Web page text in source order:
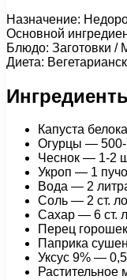
Назначение:
Основной
Блюдо: Заготовки /
Диета:
Капуста
Огурцы — 500-
Чеснок — 1-2
Укроп — 1
Вода — 2
Соль — 2 ст.
Сахар — 6 ст.
Перец
Паприка
Уксус 9% —
Растительное